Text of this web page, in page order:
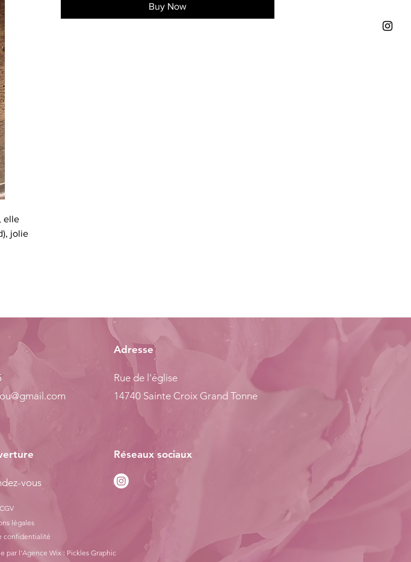
elle
jolie
Buy Now
Adresse
Rue de l'église
14740 Sainte Croix Grand Tonne
vous
Réseaux sociaux
CGV
légales
confidentialité
par l'Agence Wix : Pickles Graphic